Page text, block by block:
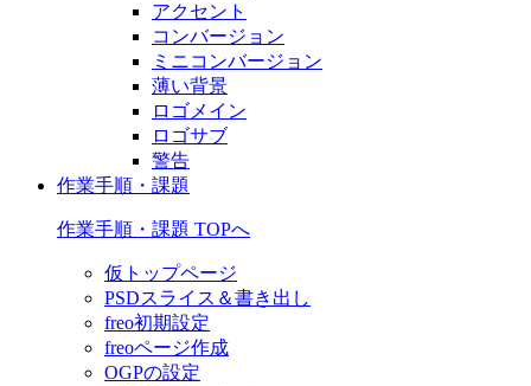
アクセント
コンバージョン
ミニコンバージョン
薄い背景
ロゴメイン
ロゴサブ
警告
作業手順・課題
作業手順・課題 TOPへ
仮トップページ
PSDスライス＆書き出し
freo初期設定
freoページ作成
OGPの設定